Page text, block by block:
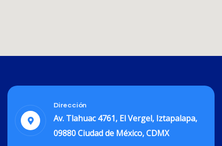
Dirección
Av. Tlahuac 4761, El Vergel, Iztapalapa,
09880 Ciudad de México, CDMX